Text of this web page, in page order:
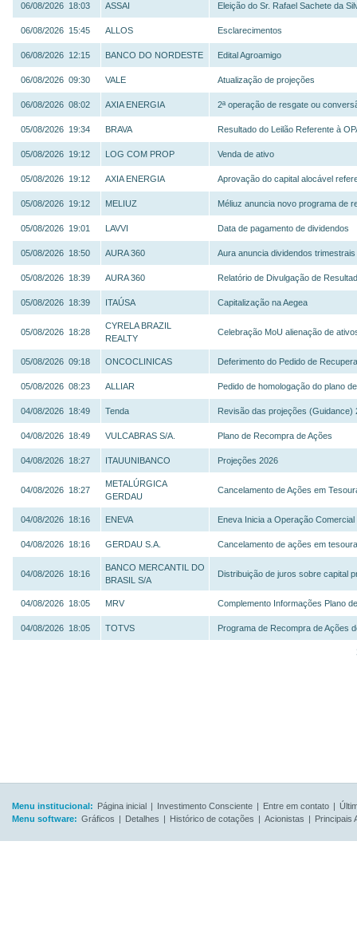
06/08/2026 18:03 ASSAI Eleição do Sr. Rafael Sachete da
06/08/2026 15:45 ALLOS Esclarecimentos
06/08/2026 12:15 BANCO DO NORDESTE Edital Agroamigo
06/08/2026 09:30 VALE Atualização de projeções
06/08/2026 08:02 AXIA ENERGIA 2ª operação de resgate ou
05/08/2026 19:34 BRAVA Resultado do Leilão Referente à
05/08/2026 19:12 LOG COM PROP Venda de ativo
05/08/2026 19:12 AXIA ENERGIA Aprovação do capital alocável
05/08/2026 19:12 MELIUZ Méliuz anuncia novo programa de
05/08/2026 19:01 LAVVI Data de pagamento de dividendos
05/08/2026 18:50 AURA 360 Aura anuncia dividendos
05/08/2026 18:39 AURA 360 Relatório de Divulgação de
05/08/2026 18:39 ITAÚSA Capitalização na Aegea
05/08/2026 18:28
CYRELA BRAZIL
REALTY
Celebração MoU alienação de
05/08/2026 09:18 ONCOCLINICAS Deferimento do Pedido de
05/08/2026 08:23 ALLIAR Pedido de homologação do plano
04/08/2026 18:49 Tenda Revisão das projeções (Guidance)
04/08/2026 18:49 VULCABRAS S/A. Plano de Recompra de Ações
04/08/2026 18:27 ITAUUNIBANCO Projeções 2026
04/08/2026 18:27
METALÚRGICA
GERDAU
Cancelamento de Ações em
04/08/2026 18:16 ENEVA Eneva Inicia a Operação Comercial
04/08/2026 18:16 GERDAU S.A. Cancelamento de ações em
04/08/2026 18:16
BANCO MERCANTIL DO
BRASIL S/A
Distribuição de juros sobre capital
04/08/2026 18:05 MRV Complemento Informações Plano
04/08/2026 18:05 TOTVS Programa de Recompra de Ações
Menu institucional: Página inicial | Investimento Consciente | Entre em contato |
Menu software: Gráficos | Detalhes | Histórico de cotações | Acionistas | Principais